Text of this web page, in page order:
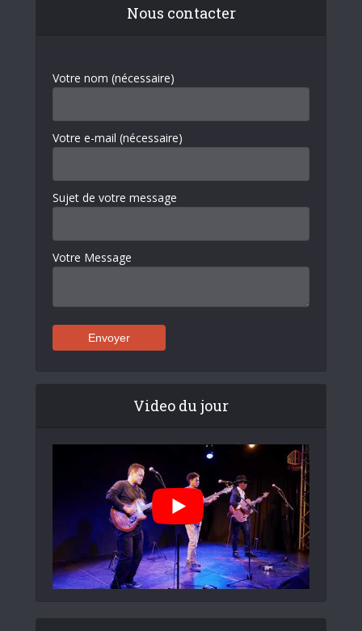
Nous contacter
Votre nom (nécessaire)
Votre e-mail (nécessaire)
Sujet de votre message
Votre Message
Video du jour